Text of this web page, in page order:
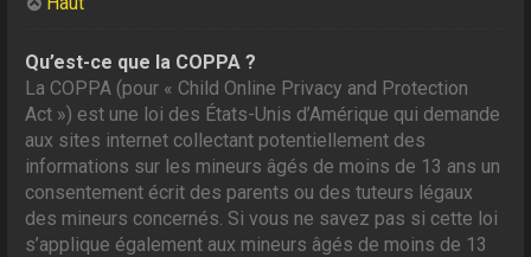
Qu’est-ce que la COPPA ?
La COPPA (pour « Child Online Privacy and Protection
Act ») est une loi des États-Unis d’Amérique qui demande
aux sites internet collectant potentiellement des
informations sur les mineurs âgés de moins de 13 ans un
consentement écrit des parents ou des tuteurs légaux
des mineurs concernés. Si vous ne savez pas si cette loi
s’applique également aux mineurs âgés de moins de 13